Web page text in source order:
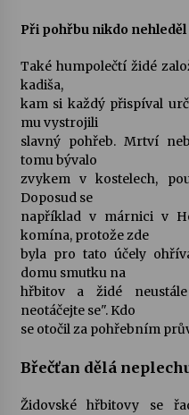
Při pohřbu nikdo
Také humpolečtí židé
kadiša,
kam si každý přispíval
mu vystrojili
slavný pohřeb. Mrtví
tomu bývalo
zvykem v kostelech,
Doposud se
například v márnici v
komína, protože zde
byla pro tato účely
domu smutku na
hřbitov a židé
neotáčejte se". Kdo
se otočil za pohřebním
Břečťan dělá
Židovské hřbitovy se